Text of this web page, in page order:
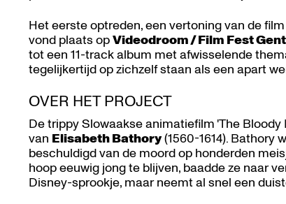
Het eerste optreden, een vertoning van de
vond plaats opVideodroom / Film Fest
tot een 11-track album met afwisselende
tegelijkertijd op zichzelf staan als een apart
OVER HET PROJECT
De trippy Slowaakse animatiefilm 'The
van Elisabeth Bathory(1560-1614). Bathory
beschuldigd van de moord op honderden
hoop eeuwig jong te blijven, baadde ze naar
Disney-sprookje, maar neemt al snel een